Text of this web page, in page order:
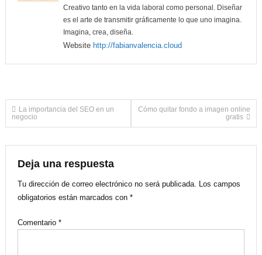
Creativo tanto en la vida laboral como personal. Diseñar
es el arte de transmitir gráficamente lo que uno imagina.
Imagina, crea, diseña.
Website http://fabianvalencia.cloud
Navegación
entradas
La importancia del SEO en un
negocio
Cómo quitar fondo a imagen online
gratis
Deja una respuesta
Tu dirección de correo electrónico no será publicada. Los campos
obligatorios están marcados con *
Comentario *